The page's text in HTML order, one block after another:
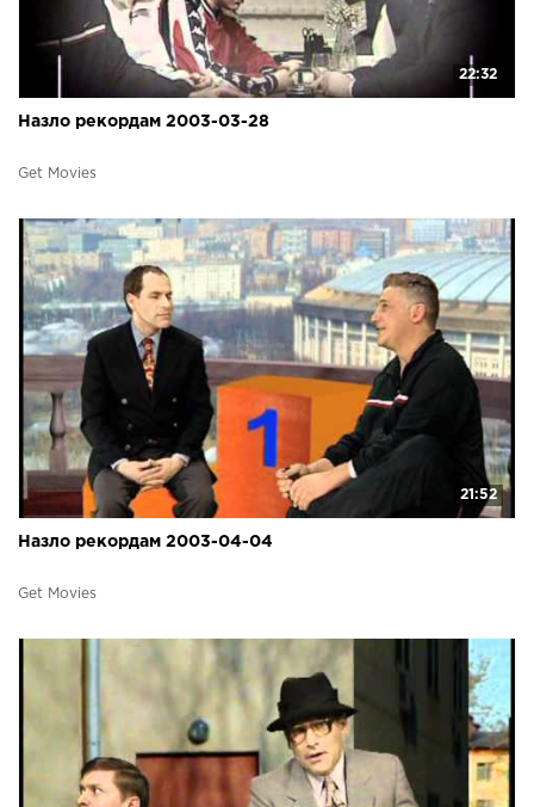
22:32
Назло рекордам 2003-03-28
Get Movies
21:52
Назло рекордам 2003-04-04
Get Movies